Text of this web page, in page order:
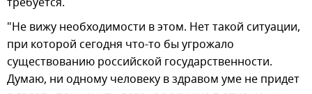
"Не вижу необходимости в этом. Нет такой ситуации,
при которой сегодня что-то бы угрожало
существованию российской государственности.
Думаю, ни одному человеку в здравом уме не придет